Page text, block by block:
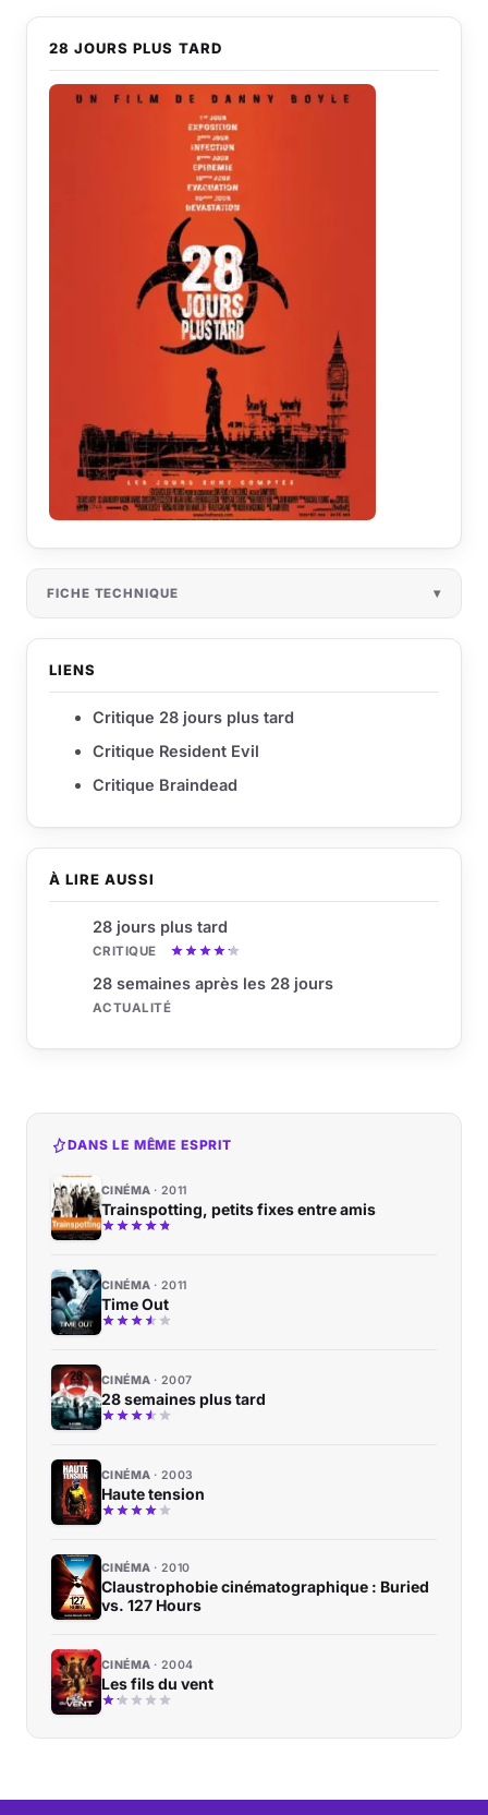
À LIRE AUSSI
28 jours plus tard
CRITIQUE
28 semaines après les 28 jours
ACTUALITÉ
28 JOURS PLUS TARD
FICHE TECHNIQUE
LIENS
Critique 28 jours plus tard
Critique Resident Evil
Critique Braindead
DANS LE MÊME ESPRIT
CINÉMA 2011
Trainspotting, petits fixes entre amis
CINÉMA 2011
Time Out
CINÉMA 2007
28 semaines plus tard
CINÉMA 2003
Haute tension
CINÉMA 2010
Claustrophobie cinématographique : Buried
vs. 127 Hours
CINÉMA 2004
Les fils du vent